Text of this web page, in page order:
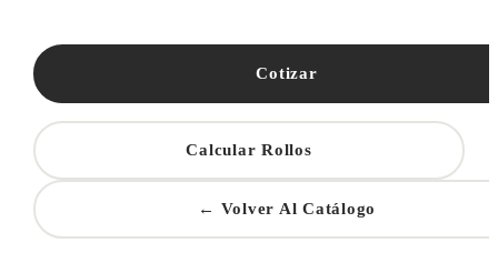
Cotizar
Calcular Rollos
← Volver Al Catálogo